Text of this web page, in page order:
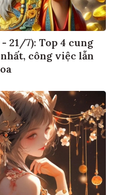
21/7): Top 4 cung
công việc lẫn